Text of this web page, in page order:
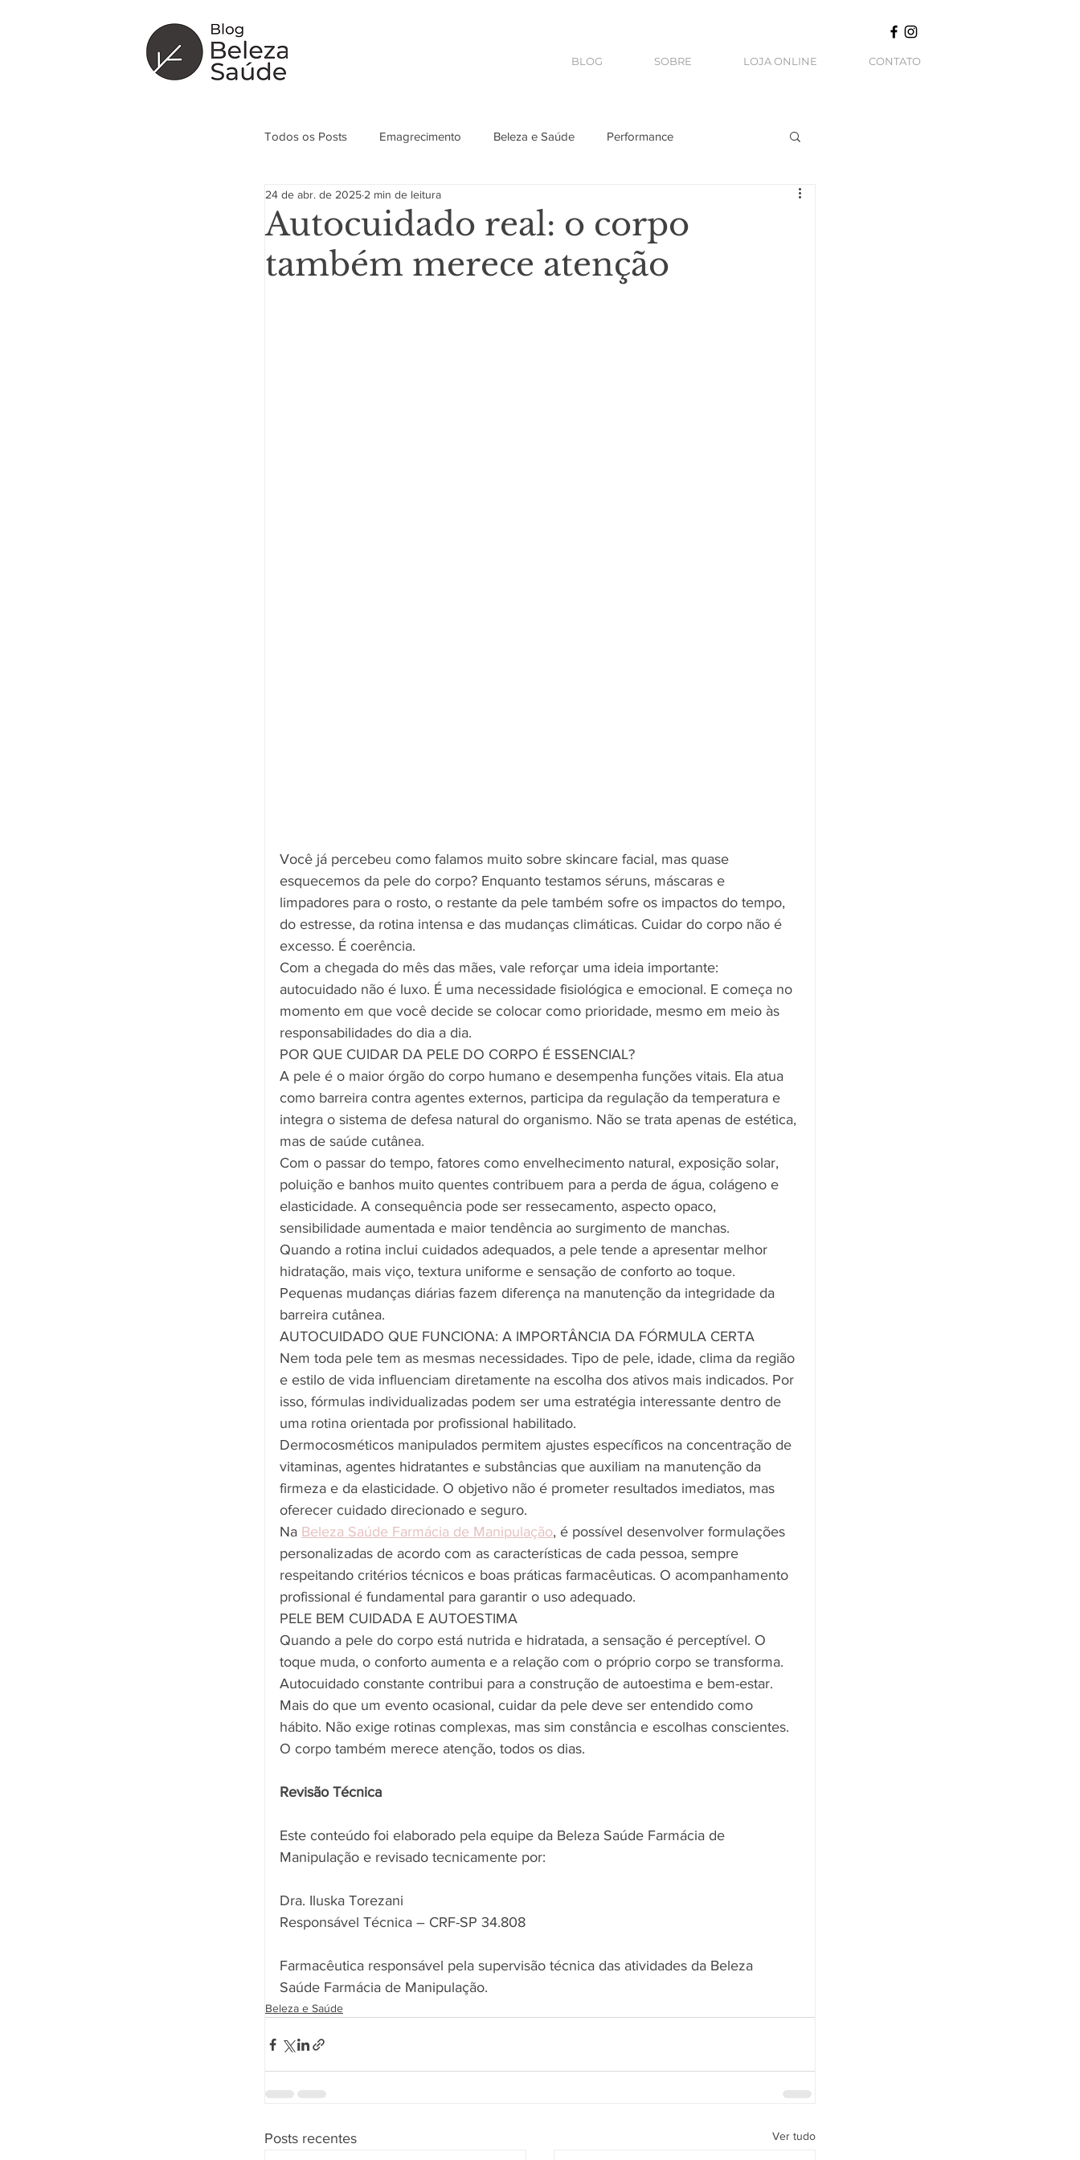
BLOG SOBRE LOJA ONLINE CONTATO
Todos os Posts Emagrecimento Beleza e Saúde Performance
Curiosidades Pet
Autocuidado real: o corpo
também merece atenção
24 de abr. de 2025 2 min de leitura
Você já percebeu como falamos muito sobre skincare facial, mas quase
esquecemos da pele do corpo? Enquanto testamos séruns, máscaras e
limpadores para o rosto, o restante da pele também sofre os impactos do tempo,
do estresse, da rotina intensa e das mudanças climáticas. Cuidar do corpo não é
excesso. É coerência.
Com a chegada do mês das mães, vale reforçar uma ideia importante:
autocuidado não é luxo. É uma necessidade fisiológica e emocional. E começa no
momento em que você decide se colocar como prioridade, mesmo em meio às
responsabilidades do dia a dia.
POR QUE CUIDAR DA PELE DO CORPO É ESSENCIAL?
A pele é o maior órgão do corpo humano e desempenha funções vitais. Ela atua
como barreira contra agentes externos, participa da regulação da temperatura e
integra o sistema de defesa natural do organismo. Não se trata apenas de estética,
mas de saúde cutânea.
Com o passar do tempo, fatores como envelhecimento natural, exposição solar,
poluição e banhos muito quentes contribuem para a perda de água, colágeno e
elasticidade. A consequência pode ser ressecamento, aspecto opaco,
sensibilidade aumentada e maior tendência ao surgimento de manchas.
Quando a rotina inclui cuidados adequados, a pele tende a apresentar melhor
hidratação, mais viço, textura uniforme e sensação de conforto ao toque.
Pequenas mudanças diárias fazem diferença na manutenção da integridade da
barreira cutânea.
AUTOCUIDADO QUE FUNCIONA: A IMPORTÂNCIA DA FÓRMULA CERTA
Nem toda pele tem as mesmas necessidades. Tipo de pele, idade, clima da região
e estilo de vida influenciam diretamente na escolha dos ativos mais indicados. Por
isso, fórmulas individualizadas podem ser uma estratégia interessante dentro de
uma rotina orientada por profissional habilitado.
Dermocosméticos manipulados permitem ajustes específicos na concentração de
vitaminas, agentes hidratantes e substâncias que auxiliam na manutenção da
firmeza e da elasticidade. O objetivo não é prometer resultados imediatos, mas
oferecer cuidado direcionado e seguro.
Na Beleza Saúde Farmácia de Manipulação, é possível desenvolver formulações
personalizadas de acordo com as características de cada pessoa, sempre
respeitando critérios técnicos e boas práticas farmacêuticas. O acompanhamento
profissional é fundamental para garantir o uso adequado.
PELE BEM CUIDADA E AUTOESTIMA
Quando a pele do corpo está nutrida e hidratada, a sensação é perceptível. O
toque muda, o conforto aumenta e a relação com o próprio corpo se transforma.
Autocuidado constante contribui para a construção de autoestima e bem-estar.
Mais do que um evento ocasional, cuidar da pele deve ser entendido como
hábito. Não exige rotinas complexas, mas sim constância e escolhas conscientes.
O corpo também merece atenção, todos os dias.
Revisão Técnica
Este conteúdo foi elaborado pela equipe da Beleza Saúde Farmácia de
Manipulação e revisado tecnicamente por:
Dra. Iluska Torezani
Responsável Técnica – CRF-SP 34.808
Farmacêutica responsável pela supervisão técnica das atividades da Beleza
Saúde Farmácia de Manipulação.
Beleza e Saúde
Posts recentes Ver tudo